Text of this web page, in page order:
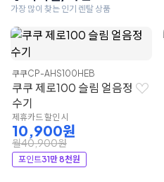
가장 많이 찾는 인기 렌탈 상품
쿠쿠CP-AHS100HEB
쿠쿠 제로100 슬림 얼음정
수기
제휴카드 할인 시
10,900원
월40,900원
포인트31만 8천원